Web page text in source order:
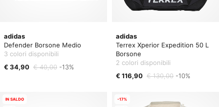
adidas
Defender Borsone Medio
3 colori disponibili
€ 34,90 € 40,00 -13%
adidas
Terrex Xperior Expedition 50 L
Borsone
2 colori disponibili
€ 116,90 € 130,00 -10%
IN SALDO -17%